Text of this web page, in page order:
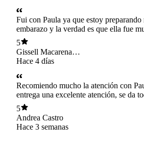
Fui con Paula ya que estoy preparando
embarazo y la verdad es que ella fue
cercana , amable desde el inicio y me
todo lo necesario, por lo que quedé muy
conforme y volveré a tomar una hora
pronto.
5
Gissell Macarena
Lagos Castillo
Hace 4 días
Recomiendo mucho la atención con
entrega una excelente atención, se da
tiempo necesario para escuchar las
educar, y resolver todas las dudas,
muy cálida y amorosa, entregando un
100% seguro .
5
Andrea Castro
Hace 3 semanas